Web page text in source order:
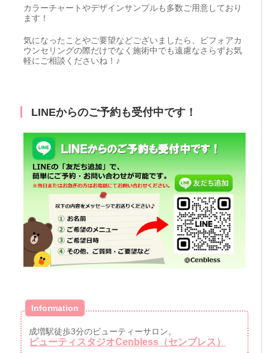
カラーチャートやデザインサンプルも多数ご用意しており
ます！
気になったことやご要望などございましたら、ビフォアカ
ウンセリングの際だけでなく施術中でも遠慮なさらずお気
軽にご相談くださいね！♪
LINEからのご予約も受付中です！
Information
成増駅徒歩3分のビューティーサロン。
ビューティスタジオCenbless（センブレス）